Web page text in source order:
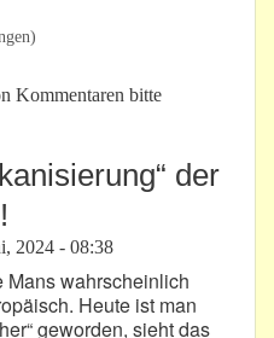
hat keine Basis
Kommentaren bitte
der
2024 - 08:38
Mans wahrscheinlich
Heute ist man
geworden, sieht das